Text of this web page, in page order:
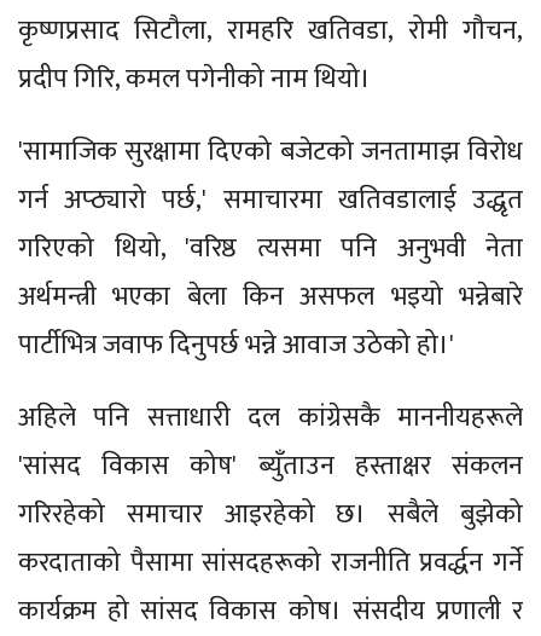
कृष्णप्रसाद सिटौला, रामहरि खतिवडा, रोमी गौचन,
प्रदीप गिरि, कमल पगेनीको नाम थियो।
'सामाजिक सुरक्षामा दिएको बजेटको जनतामाझ विरोध
गर्न अप्ठ्यारो पर्छ,' समाचारमा खतिवडालाई उद्धृत
गरिएको थियो, 'वरिष्ठ त्यसमा पनि अनुभवी नेता
अर्थमन्त्री भएका बेला किन असफल भइयो भन्नेबारे
पार्टीभित्र जवाफ दिनुपर्छ भन्ने आवाज उठेको हो।'
अहिले पनि सत्ताधारी दल कांग्रेसकै माननीयहरूले
'सांसद विकास कोष' ब्युँताउन हस्ताक्षर संकलन
गरिरहेको समाचार आइरहेको छ। सबैले बुझेको
करदाताको पैसामा सांसदहरूको राजनीति प्रवर्द्धन गर्ने
कार्यक्रम हो सांसद विकास कोष। संसदीय प्रणाली र